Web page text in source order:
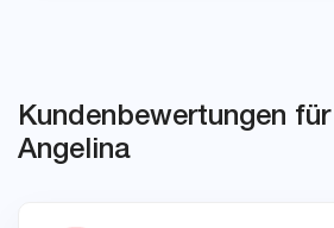
Kundenbewertungen
Angelina